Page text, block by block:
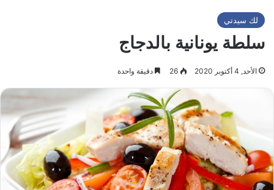
لك سيدتي
سلطة يونانية بالدجاج
الأحد, 4 أكتوبر 2020 26 دقيقة واحدة